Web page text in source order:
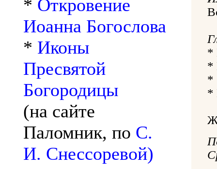
* Откровение
Иоанна Богослова
* Иконы
Пресвятой
Богородицы
(на сайте
Паломник, по С.
И. Снессоревой)
*
*
*
*